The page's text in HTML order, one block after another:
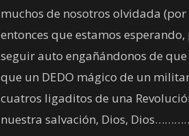
muchos de nosotros olvidada
entonces que estamos
seguir auto engañándonos de
que un DEDO mágico de un
cuatros ligaditos de una
nuestra salvación, Dios,